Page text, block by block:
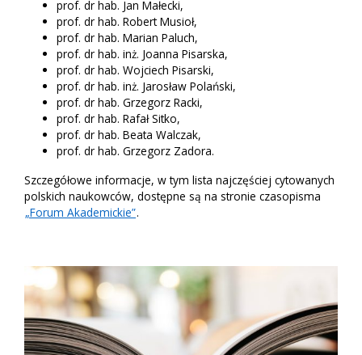
prof. dr hab. Jan Małecki,
prof. dr hab. Robert Musioł,
prof. dr hab. Marian Paluch,
prof. dr hab. inż. Joanna Pisarska,
prof. dr hab. Wojciech Pisarski,
prof. dr hab. inż. Jarosław Polański,
prof. dr hab. Grzegorz Racki,
prof. dr hab. Rafał Sitko,
prof. dr hab. Beata Walczak,
prof. dr hab. Grzegorz Zadora.
Szczegółowe informacje, w tym lista najczęściej cytowanych
polskich naukowców, dostępne są na stronie czasopisma
„Forum Akademickie”.